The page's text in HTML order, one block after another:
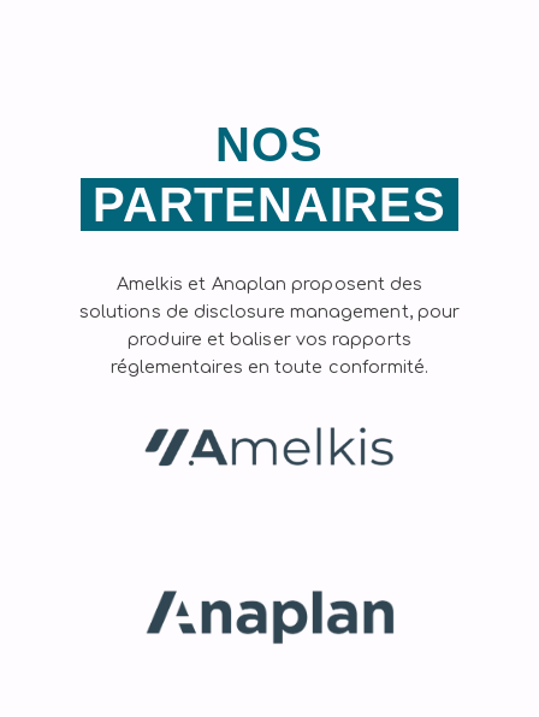
NOS
PARTENAIRES
Amelkis et Anaplan proposent des
solutions de disclosure management, pour
produire et baliser vos rapports
réglementaires en toute conformité.